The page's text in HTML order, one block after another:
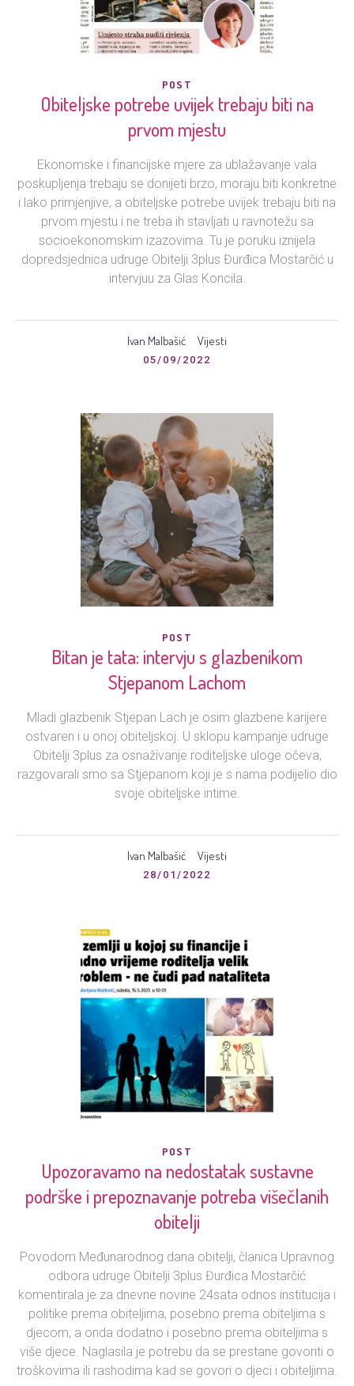
POST
Obiteljske potrebe uvijek trebaju biti na
prvom mjestu
Ekonomske i financijske mjere za ublažavanje vala
poskupljenja trebaju se donijeti brzo, moraju biti konkretne
i lako primjenjive, a obiteljske potrebe uvijek trebaju biti na
prvom mjestu i ne treba ih stavljati u ravnotežu sa
socioekonomskim izazovima. Tu je poruku iznijela
dopredsjednica udruge Obitelji 3plus Đurđica Mostarčić u
intervjuu za Glas Koncila.
Ivan Malbašić Vijesti
05/09/2022
POST
Bitan je tata: intervju s glazbenikom
Stjepanom Lachom
Mladi glazbenik Stjepan Lach je osim glazbene karijere
ostvaren i u onoj obiteljskoj. U sklopu kampanje udruge
Obitelji 3plus za osnaživanje roditeljske uloge očeva,
razgovarali smo sa Stjepanom koji je s nama podijelio dio
svoje obiteljske intime.
Ivan Malbašić Vijesti
28/01/2022
POST
Upozoravamo na nedostatak sustavne
podrške i prepoznavanje potreba višečlanih
obitelji
Povodom Međunarodnog dana obitelji, članica Upravnog
odbora udruge Obitelji 3plus Đurđica Mostarčić
komentirala je za dnevne novine 24sata odnos institucija i
politike prema obiteljima, posebno prema obiteljima s
djecom, a onda dodatno i posebno prema obiteljima s
više djece. Naglasila je potrebu da se prestane govoriti o
troškovima ili rashodima kad se govori o djeci i obiteljima.